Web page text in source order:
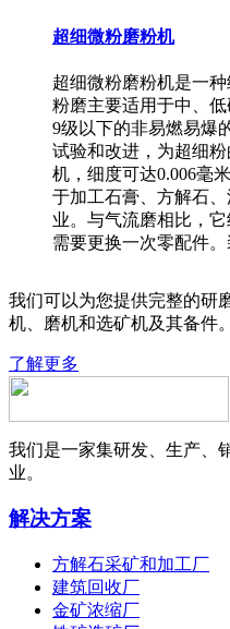
超细微粉磨粉机
超细微粉磨粉机是一
粉磨主要适用于中、
9级以下的非易燃易爆
试验和改进，为超细
机，细度可达0.006毫
于加工石膏、方解石
业。与气流磨相比，
需要更换一次零配件
我们可以为您提供完整的研
机、磨机和选矿机及其备件。
了解更多
我们是一家集研发、生产、
业。
解决方案
方解石采矿和加工厂
建筑回收厂
金矿浓缩厂